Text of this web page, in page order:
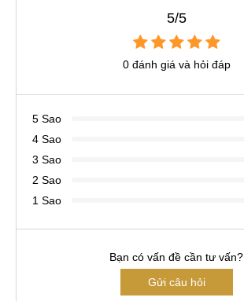
5/5
0 đánh giá và hỏi đáp
5 Sao
4 Sao
3 Sao
2 Sao
1 Sao
Bạn có vấn đề cần tư vấn?
Gửi câu hỏi